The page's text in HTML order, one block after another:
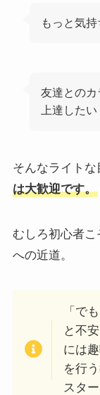
もっと気
友達との
上達したい
そんなライトな
は大歓迎です。
むしろ初心者
への近道。
「で
と不
には
を行
スタ